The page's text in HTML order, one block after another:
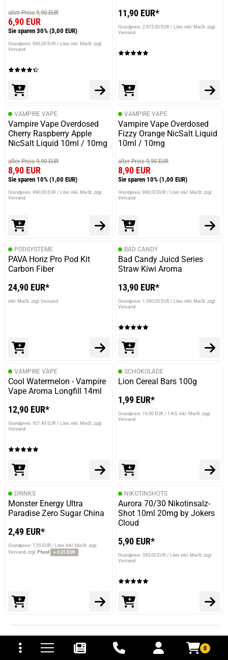
0
und Versandkosten
alter Preis 9,90 EUR
6,90 EUR
Sie sparen 30% (3,00 EUR)
Grundpreis: 690,00 EUR / Liter inkl. MwSt. zzgl.
Versand
11,90 EUR*
Grundpreis: 2.975,00 EUR / Liter inkl. MwSt. zzgl.
Versand
VAMPIRE VAPE
Vampire Vape Overdosed
Cherry Raspberry Apple
NicSalt Liquid 10ml / 10mg
alter Preis 9,90 EUR
8,90 EUR
Sie sparen 10% (1,00 EUR)
Grundpreis: 890,00 EUR / Liter inkl. MwSt. zzgl.
Versand
VAMPIRE VAPE
Vampire Vape Overdosed
Fizzy Orange NicSalt Liquid
10ml / 10mg
alter Preis 9,90 EUR
8,90 EUR
Sie sparen 10% (1,00 EUR)
Grundpreis: 890,00 EUR / Liter inkl. MwSt. zzgl.
Versand
PODSYSTEME
PAVA Horiz Pro Pod Kit
Carbon Fiber
24,90 EUR*
inkl. MwSt. zzgl. Versand
BAD CANDY
Bad Candy Juicd Series
Straw Kiwi Aroma
13,90 EUR*
Grundpreis: 1.390,00 EUR / Liter inkl. MwSt. zzgl.
Versand
VAMPIRE VAPE
Cool Watermelon - Vampire
Vape Aroma Longfill 14ml
12,90 EUR*
Grundpreis: 921,43 EUR / Liter inkl. MwSt. zzgl.
Versand
SCHOKOLADE
Lion Cereal Bars 100g
1,99 EUR*
Grundpreis: 19,90 EUR / 1 KG inkl. MwSt. zzgl.
Versand
DRINKS
Monster Energy Ultra
Paradise Zero Sugar China
2,49 EUR*
Grundpreis: 7,55 EUR / Liter inkl. MwSt. zzgl.
Versand zzgl. Pfand + 0,25 EUR
NIKOTINSHOTS
Aurora 70/30 Nikotinsalz-
Shot 10ml 20mg by Jokers
Cloud
5,90 EUR*
Grundpreis: 590,00 EUR / Liter inkl. MwSt. zzgl.
Versand
EINKAUFEN